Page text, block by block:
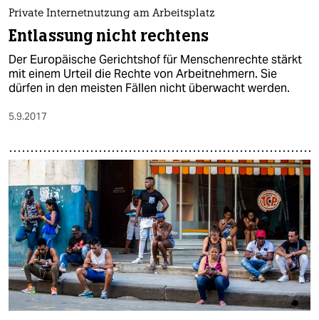
Private Internetnutzung am Arbeitsplatz
Entlassung nicht rechtens
Der Europäische Gerichtshof für Menschenrechte stärkt
mit einem Urteil die Rechte von Arbeitnehmern. Sie
dürfen in den meisten Fällen nicht überwacht werden.
5.9.2017